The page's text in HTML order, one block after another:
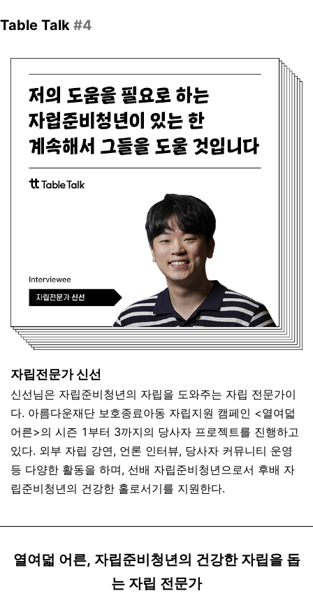
Table Talk #4
자립전문가 신선
신선님은 자립준비청년의 자립을 도와주는 자립 전문가이
다. 아름다운재단 보호종료아동 자립지원 캠페인 <열여덟
어른>의 시즌 1부터 3까지의 당사자 프로젝트를 진행하고
있다. 외부 자립 강연, 언론 인터뷰, 당사자 커뮤니티 운영
등 다양한 활동을 하며, 선배 자립준비청년으로서 후배 자
립준비청년의 건강한 홀로서기를 지원한다.
열여덟 어른, 자립준비청년의 건강한 자립을 돕
는 자립 전문가